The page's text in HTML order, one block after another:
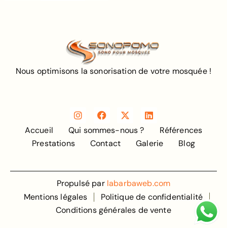
Nous optimisons la sonorisation de votre mosquée !
Accueil Qui sommes-nous ?
Références
Prestations
Contact Galerie Blog
Propulsé par labarbaweb.com
Mentions légales
Politique de confidentialité
Conditions générales de vente